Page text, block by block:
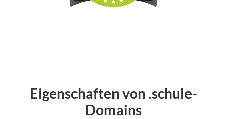
Eigenschaften von .schule-
Domains